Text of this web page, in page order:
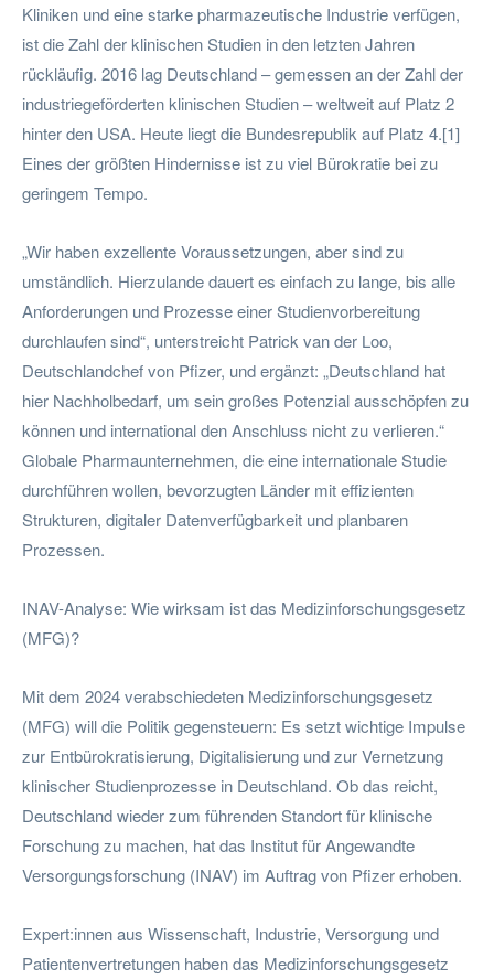
Kliniken und eine starke pharmazeutische Industrie verfügen,
ist die Zahl der klinischen Studien in den letzten Jahren
rückläufig. 2016 lag Deutschland – gemessen an der Zahl der
industriegeförderten klinischen Studien – weltweit auf Platz 2
hinter den USA. Heute liegt die Bundesrepublik auf Platz 4.[1]
Eines der größten Hindernisse ist zu viel Bürokratie bei zu
geringem Tempo.
„Wir haben exzellente Voraussetzungen, aber sind zu
umständlich. Hierzulande dauert es einfach zu lange, bis alle
Anforderungen und Prozesse einer Studienvorbereitung
durchlaufen sind“, unterstreicht Patrick van der Loo,
Deutschlandchef von Pfizer, und ergänzt: „Deutschland hat
hier Nachholbedarf, um sein großes Potenzial ausschöpfen zu
können und international den Anschluss nicht zu verlieren.“
Globale Pharmaunternehmen, die eine internationale Studie
durchführen wollen, bevorzugten Länder mit effizienten
Strukturen, digitaler Datenverfügbarkeit und planbaren
Prozessen.
INAV-Analyse: Wie wirksam ist das Medizinforschungsgesetz
(MFG)?
Mit dem 2024 verabschiedeten Medizinforschungsgesetz
(MFG) will die Politik gegensteuern: Es setzt wichtige Impulse
zur Entbürokratisierung, Digitalisierung und zur Vernetzung
klinischer Studienprozesse in Deutschland. Ob das reicht,
Deutschland wieder zum führenden Standort für klinische
Forschung zu machen, hat das Institut für Angewandte
Versorgungsforschung (INAV) im Auftrag von Pfizer erhoben.
Expert:innen aus Wissenschaft, Industrie, Versorgung und
Patientenvertretungen haben das Medizinforschungsgesetz